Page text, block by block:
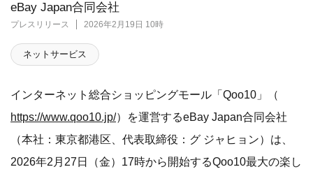
eBay Japan合同会社
プレスリリース 2026年2月19日 10時
ネットサービス
インターネット総合ショッピングモール「Qoo10」（
https://www.qoo10.jp/）を運営するeBay Japan合同会社
（本社：東京都港区、代表取締役：グ ジャヒョン）は、
2026年2月27日（金）17時から開始するQoo10最大の楽し